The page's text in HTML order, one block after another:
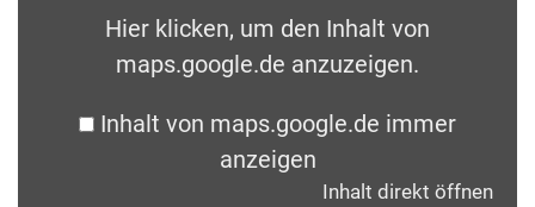
Hier klicken, um den Inhalt von
maps.google.de anzuzeigen.
Inhalt von maps.google.de immer
anzeigen
Inhalt direkt öffnen